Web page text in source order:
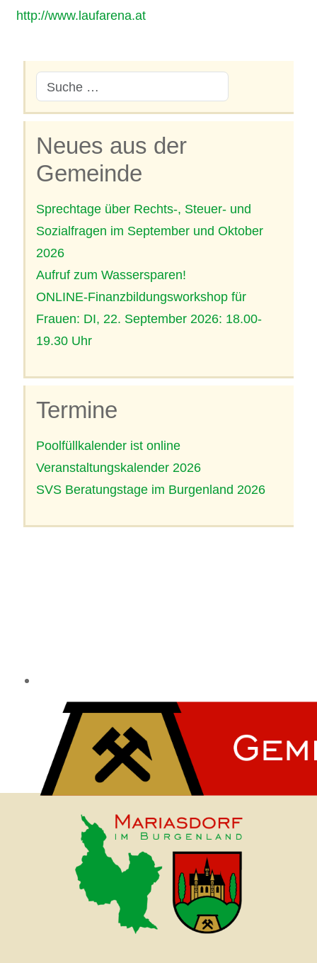
http://www.laufarena.at
Neues aus der
Gemeinde
Sprechtage über Rechts-, Steuer- und
Sozialfragen im September und Oktober
2026
Aufruf zum Wassersparen!
ONLINE-Finanzbildungsworkshop für
Frauen: DI, 22. September 2026: 18.00-
19.30 Uhr
Termine
Poolfüllkalender ist online
Veranstaltungskalender 2026
SVS Beratungstage im Burgenland 2026